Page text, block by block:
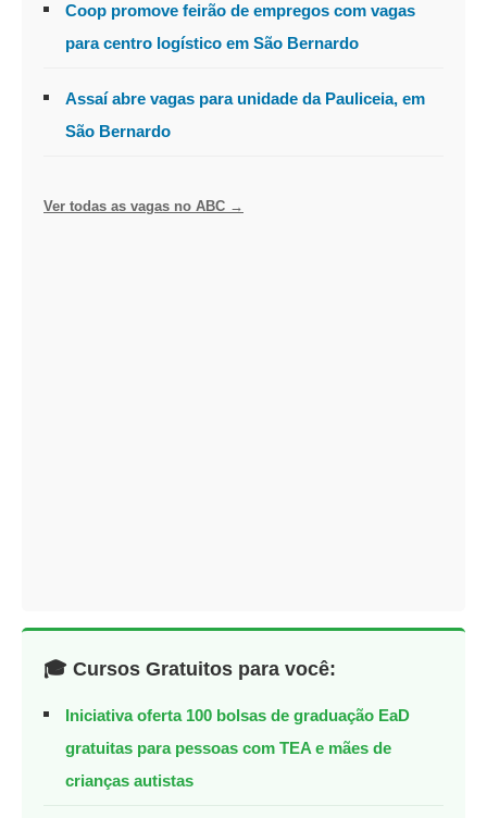
Coop promove feirão de empregos com vagas
para centro logístico em São Bernardo
Assaí abre vagas para unidade da Pauliceia, em
São Bernardo
Ver todas as vagas no ABC →
🎓 Cursos Gratuitos para você:
Iniciativa oferta 100 bolsas de graduação EaD
gratuitas para pessoas com TEA e mães de
crianças autistas